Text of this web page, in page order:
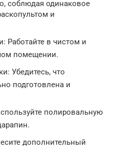
соблюдая одинаковое
и
Работайте в чистом и
помещении.
Убедитесь, что
подготовлена и
полировальную
дополнительный